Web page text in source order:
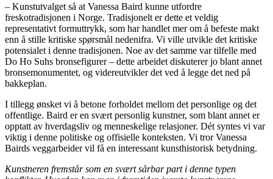
– Kunstutvalget så at Vanessa Baird kunne utfordre
freskotradisjonen i Norge. Tradisjonelt er dette et veldig
representativt formuttrykk, som har handlet mer om å befeste makt
enn å stille kritiske spørsmål nedenifra. Vi ville utvikle det kritiske
potensialet i denne tradisjonen. Noe av det samme var tilfelle med
Do Ho Suhs bronsefigurer – dette arbeidet diskuterer jo blant annet
bronsemonumentet, og videreutvikler det ved å legge det ned på
bakkeplan.
I tillegg ønsket vi å betone forholdet mellom det personlige og det
offentlige. Baird er en svært personlig kunstner, som blant annet er
opptatt av hverdagsliv og menneskelige relasjoner. Dét syntes vi var
viktig i denne politiske og offisielle konteksten. Vi tror Vanessa
Bairds veggarbeider vil få en interessant kunsthistorisk betydning.
Kunstneren fremstår som en svært sårbar part i denne typen